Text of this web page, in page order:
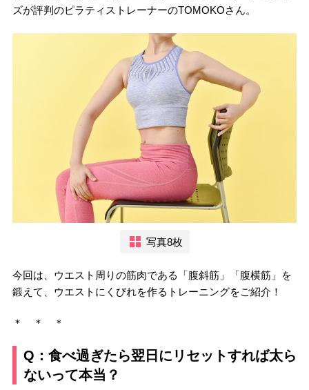
ズが評判のピラティストレーナーのTOMOKOさん。
写真8枚
今回は、ウエスト周りの筋肉である「腹斜筋」「腹横筋」を
鍛えて、ウエストにくびれを作るトレーニングをご紹介！
＊ ＊ ＊
Q：食べ過ぎたら翌日にリセットすれば太ら
ないって本当？